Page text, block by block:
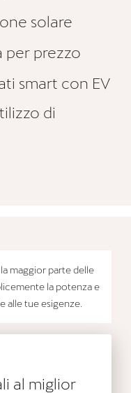
solare
per prezzo
smart con EV
di
maggior parte delle
la potenza e
alle tue esigenze.
al miglior